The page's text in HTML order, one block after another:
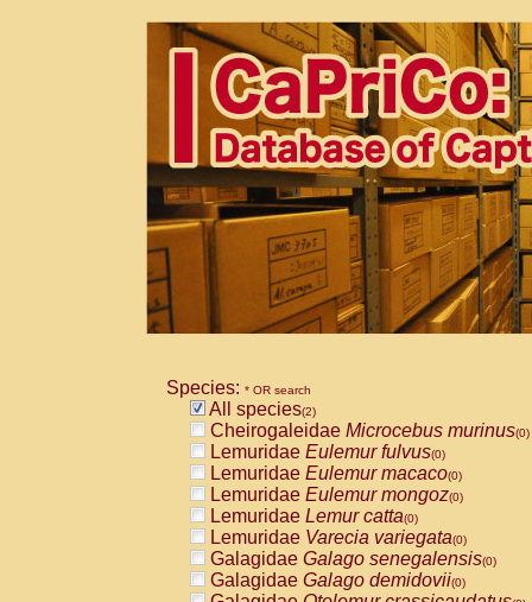
Species: * OR search
All species(2)
Cheirogaleidae Microcebus murinus(0)
Lemuridae Eulemur fulvus(0)
Lemuridae Eulemur macaco(0)
Lemuridae Eulemur mongoz(0)
Lemuridae Lemur catta(0)
Lemuridae Varecia variegata(0)
Galagidae Galago senegalensis(0)
Galagidae Galago demidovii(0)